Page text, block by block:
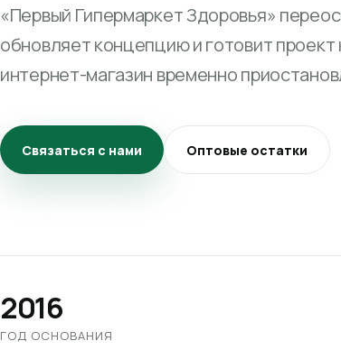
«Первый Гипермаркет Здоровья»
обновляет концепцию и готовит
интернет-магазин временно
Связаться с нами Оптовые остатки
2016
ГОД ОСНОВАНИЯ